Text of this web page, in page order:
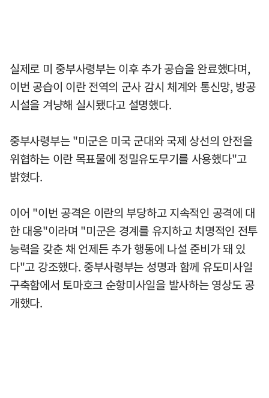
실제로 미 중부사령부는 이후 추가 공습을 완료했다며,
이번 공습이 이란 전역의 군사 감시 체계와 통신망, 방공
시설을 겨냥해 실시됐다고 설명했다.
중부사령부는 "미군은 미국 군대와 국제 상선의 안전을
위협하는 이란 목표물에 정밀유도무기를 사용했다"고
밝혔다.
이어 "이번 공격은 이란의 부당하고 지속적인 공격에 대
한 대응"이라며 "미군은 경계를 유지하고 치명적인 전투
능력을 갖춘 채 언제든 추가 행동에 나설 준비가 돼 있
다"고 강조했다. 중부사령부는 성명과 함께 유도미사일
구축함에서 토마호크 순항미사일을 발사하는 영상도 공
개했다.